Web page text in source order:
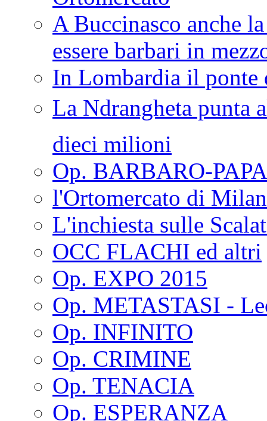
A Buccinasco anche
essere barbari in
In Lombardia il ponte
La Ndrangheta
dieci milioni
Op. BARBARO-
l'Ortomercato di
L'inchiesta sulle
OCC FLACHI ed altri
Op. EXPO 2015
Op. METASTASI -
Op. INFINITO
Op. CRIMINE
Op. TENACIA
Op. ESPERANZA